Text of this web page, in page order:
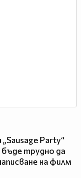
Party“
трудно да
на филм